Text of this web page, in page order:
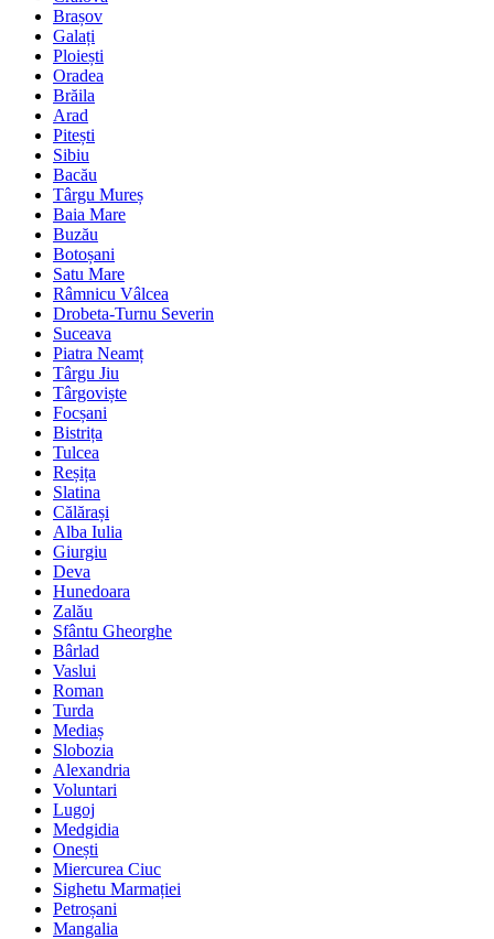
Brașov
Galați
Ploiești
Oradea
Brăila
Arad
Pitești
Sibiu
Bacău
Târgu Mureș
Baia Mare
Buzău
Botoșani
Satu Mare
Râmnicu Vâlcea
Drobeta-Turnu Severin
Suceava
Piatra Neamț
Târgu Jiu
Târgoviște
Focșani
Bistrița
Tulcea
Reșița
Slatina
Călărași
Alba Iulia
Giurgiu
Deva
Hunedoara
Zalău
Sfântu Gheorghe
Bârlad
Vaslui
Roman
Turda
Mediaș
Slobozia
Alexandria
Voluntari
Lugoj
Medgidia
Onești
Miercurea Ciuc
Sighetu Marmației
Petroșani
Mangalia